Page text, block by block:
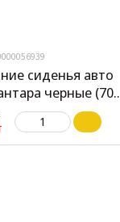
сиденья авто
черные (700